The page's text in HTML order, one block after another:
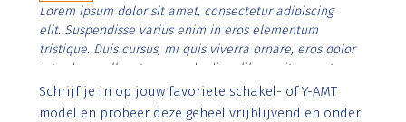
Lorem ipsum dolor sit amet, consectetur adipiscing
elit. Suspendisse varius enim in eros elementum
tristique. Duis cursus, mi quis viverra ornare, eros dolor
interdum nulla, ut commodo diam libero vitae erat.
Aenean faucibus nibh et justo cursus id rutrum lorem
imperdiet. Nunc ut sem vitae risus tristique posuere.
Schrijf je in op jouw favoriete schakel- of Y-AMT
model en probeer deze geheel vrijblijvend en onder